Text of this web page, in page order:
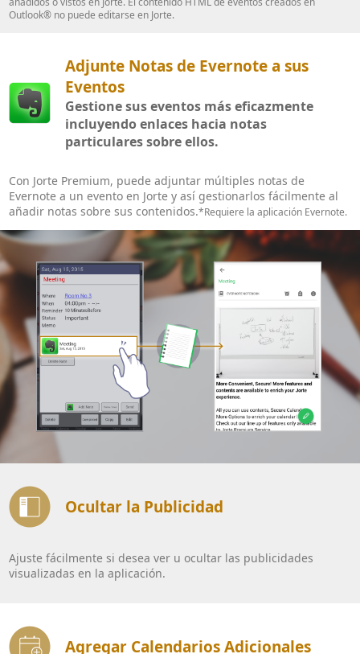
Outlook® no puede editarse en Jorte.
Adjunte Notas de Evernote a sus
Eventos
Gestione sus eventos más eficazmente
incluyendo enlaces hacia notas
particulares sobre ellos.
Con Jorte Premium, puede adjuntar múltiples notas de
Evernote a un evento en Jorte y así gestionarlos fácilmente al
añadir notas sobre sus contenidos.*Requiere la aplicación Evernote.
Ocultar la Publicidad
Ajuste fácilmente si desea ver u ocultar las publicidades
visualizadas en la aplicación.
Agregar Calendarios Adicionales